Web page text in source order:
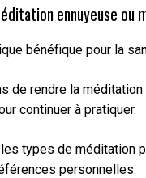
ennuyeuse
bénéfique pour la
de rendre la
continuer à pratiquer.
types de méditation
personnelles.